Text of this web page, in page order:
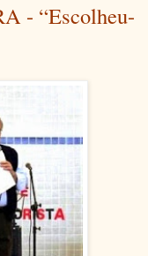
- “Escolheu-